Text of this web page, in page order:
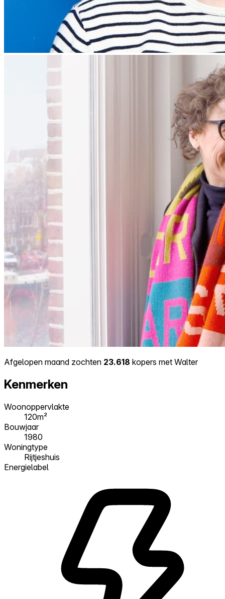
Afgelopen maand zochten 23.618 kopers met Walter
Kenmerken
Woonoppervlakte
120m²
Bouwjaar
1980
Woningtype
Rijtjeshuis
Energielabel